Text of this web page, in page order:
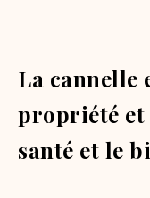
La cannelle
propriété
santé et le